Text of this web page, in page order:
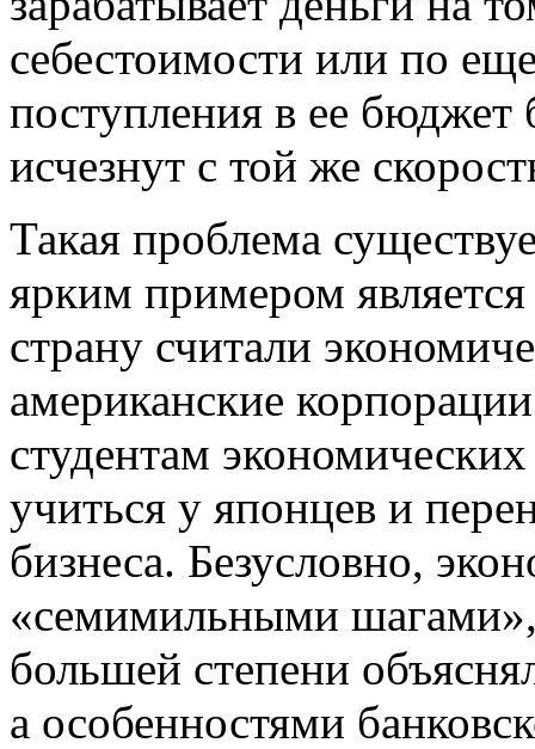
себестоимости или по
поступления в ее бюджет
исчезнут с той же
Такая проблема
ярким примером
страну считали
американские
студентам
учиться у японцев и
бизнеса. Безусловно,
«семимильными шагами»,
большей степени
а особенностями